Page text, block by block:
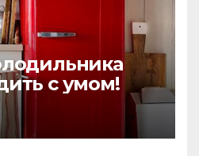
с умом!